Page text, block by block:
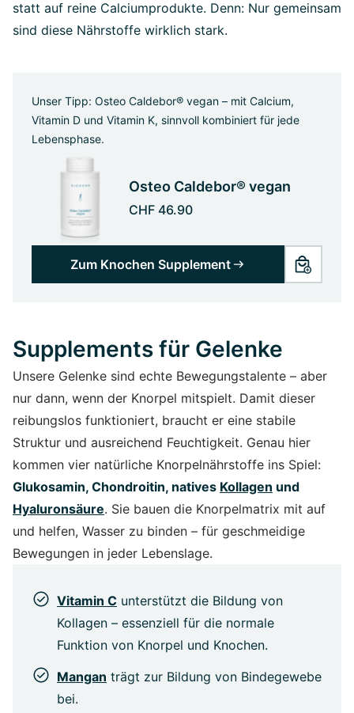
statt auf reine Calciumprodukte. Denn: Nur gemeinsam
sind diese Nährstoffe wirklich stark.
Unser Tipp: Osteo Caldebor® vegan – mit Calcium,
Vitamin D und Vitamin K, sinnvoll kombiniert für jede
Lebensphase.
Osteo Caldebor® vegan
CHF 46.90
Zum Knochen Supplement
Supplements für Gelenke
Unsere Gelenke sind echte Bewegungstalente – aber
nur dann, wenn der Knorpel mitspielt. Damit dieser
reibungslos funktioniert, braucht er eine stabile
Struktur und ausreichend Feuchtigkeit. Genau hier
kommen vier natürliche Knorpelnährstoffe ins Spiel:
Glukosamin, Chondroitin, natives Kollagen und
Hyaluronsäure. Sie bauen die Knorpelmatrix mit auf
und helfen, Wasser zu binden – für geschmeidige
Bewegungen in jeder Lebenslage.
Vitamin C unterstützt die Bildung von
Kollagen – essenziell für die normale
Funktion von Knorpel und Knochen.
Mangan trägt zur Bildung von Bindegewebe
bei.